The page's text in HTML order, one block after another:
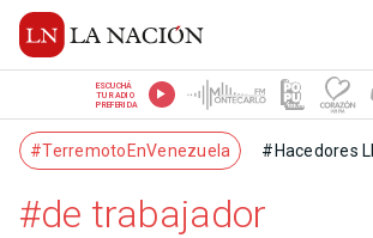
ESCUCHÁ
TU RADIO
PREFERIDA
#TerremotoEnVenezuela #Hacedores
#de trabajador